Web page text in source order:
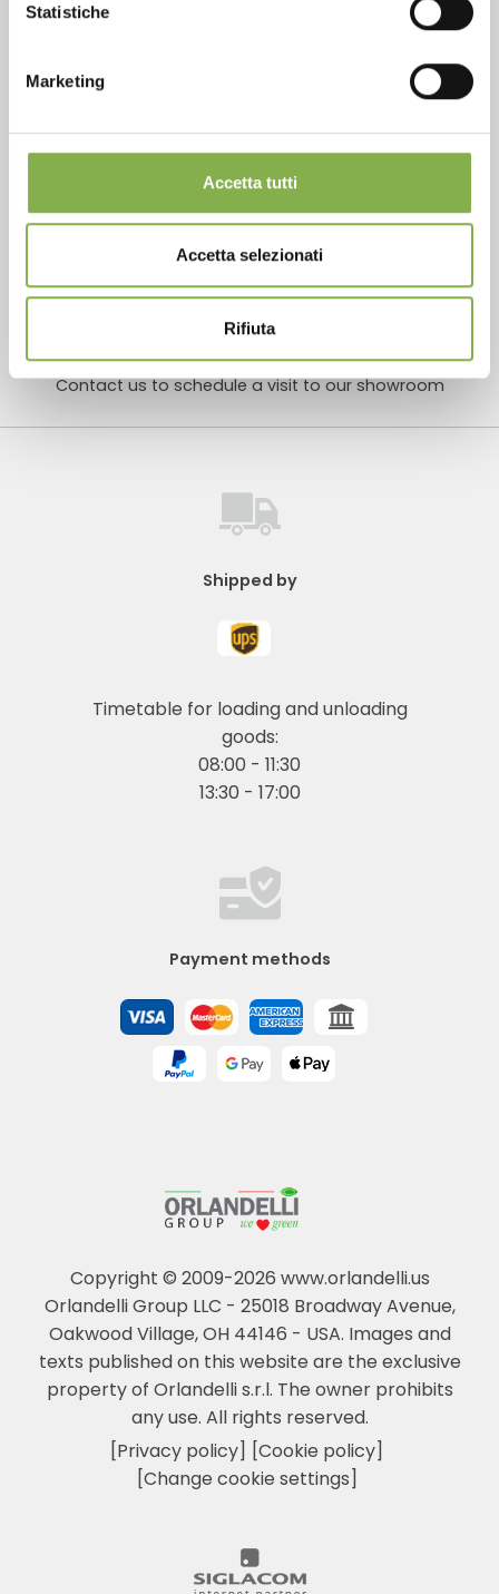
Statistiche
Marketing
Accetta tutti
Accetta selezionati
Rifiuta
areas
Contact us to schedule a visit to our showroom
Copyright © 2009-2026 www.orlandelli.us
Orlandelli Group LLC - 25018 Broadway Avenue,
Oakwood Village, OH 44146 - USA. Images and
texts published on this website are the exclusive
property of Orlandelli s.r.l. The owner prohibits
any use. All rights reserved.
[Privacy policy] [Cookie policy]
[Change cookie settings]
Shipped by
Timetable for loading and unloading
goods:
08:00 - 11:30
13:30 - 17:00
Payment methods